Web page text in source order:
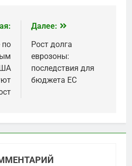
Далее:
Рост долга
еврозоны:
последствия для
бюджета ЕС